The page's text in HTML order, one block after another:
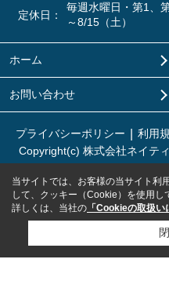
定休日：
毎週水曜日・第1、
～8/15（土）
ホーム
お問い合わせ
プライバシーポリシー 利用
Copyright(c) 株式会社ネイテ
当サイトでは、お客様の当サイト利
して、クッキー（Cookie）を使用し
詳しくは、当社の 「Cookieの取扱い